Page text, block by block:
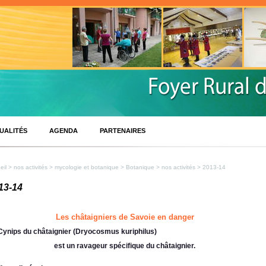
AGENDA PARTENAIRES
> nos activités > mycologie et botanique > Botanique > nos activités > 2013-14
14
Les châtaigniers de Savoie en danger
du châtaignier (Dryocosmus kuriphilus)
est un ravageur spécifique du châtaignier.